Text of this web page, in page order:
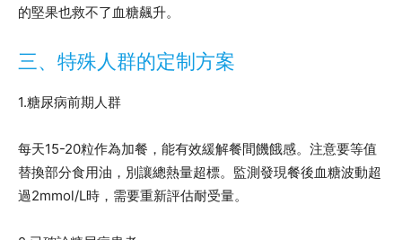
的堅果也救不了血糖飆升。
三、特殊人群的定制方案
1.糖尿病前期人群
每天15-20粒作為加餐，能有效緩解餐間饑餓感。注意要等值
替換部分食用油，別讓總熱量超標。監測發現餐後血糖波動超
過2mmol/L時，需要重新評估耐受量。